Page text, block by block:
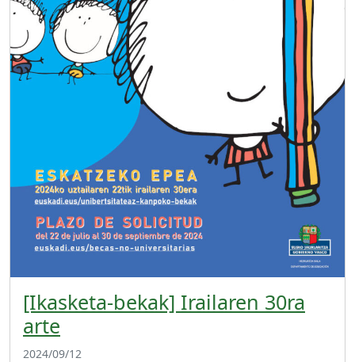
[Ikasketa-bekak] Irailaren 30ra
arte
2024/09/12